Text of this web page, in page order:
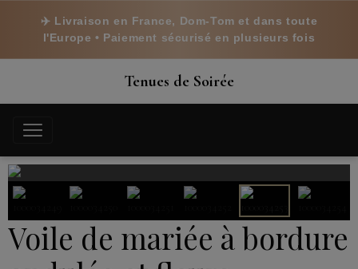
✈️ Livraison en France, Dom-Tom et dans toute
l'Europe • Paiement sécurisé en plusieurs fois
Tenues de Soirée
Voile de mariée à bordure